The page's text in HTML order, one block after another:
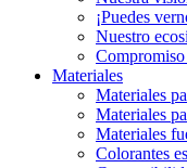
¡Puedes
Nuestro
Materiales
Materiales
Materiales
Materiales
Colorantes